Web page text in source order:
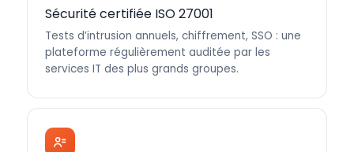
Sécurité certifiée ISO 27001
Tests d’intrusion annuels, chiffrement, SSO : une
plateforme régulièrement auditée par les
services IT des plus grands groupes.